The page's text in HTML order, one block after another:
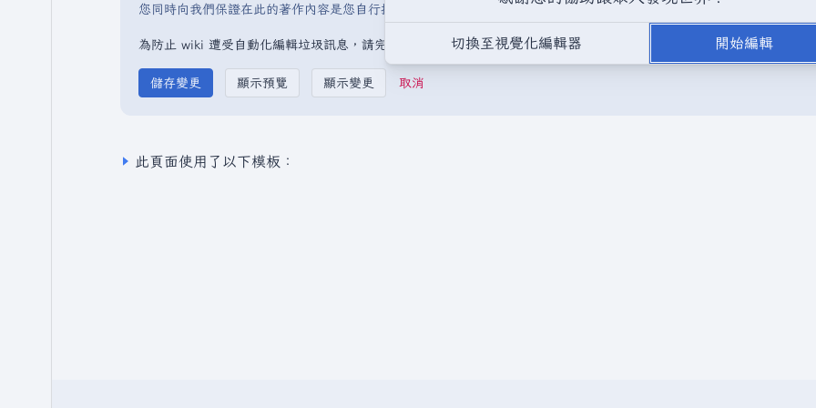
您同時向我們保證在此的著作內容是您自行撰寫，或是取自不受版權保護的公開領域或自由資源。
請勿在未經授權的情
為防止 wiki 遭受自動化編輯垃圾訊息，請完成以下驗證碼：
取消
此頁面使用了以下模板：
切換至視覺化編輯器 開始編輯